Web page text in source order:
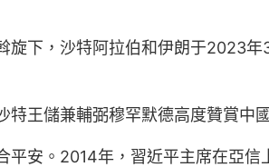
下，沙特阿拉伯和伊朗于2023
王儲兼輔弼穆罕默德高度贊賞中
安。2014年，習近平主席在亞